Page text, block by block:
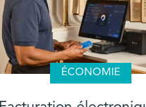
ÉCONOMIE